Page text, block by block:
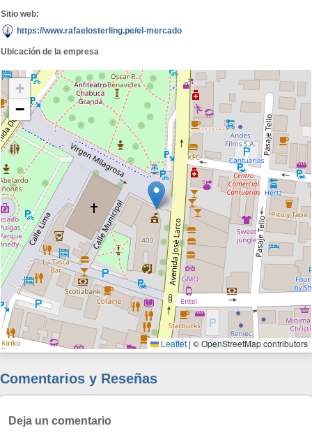
Sitio web:
https://www.rafaelosterling.pe/el-mercado
Ubicación de la empresa
+
−
Leaflet | © OpenStreetMap contributors
Comentarios y Reseñas
Deja un comentario